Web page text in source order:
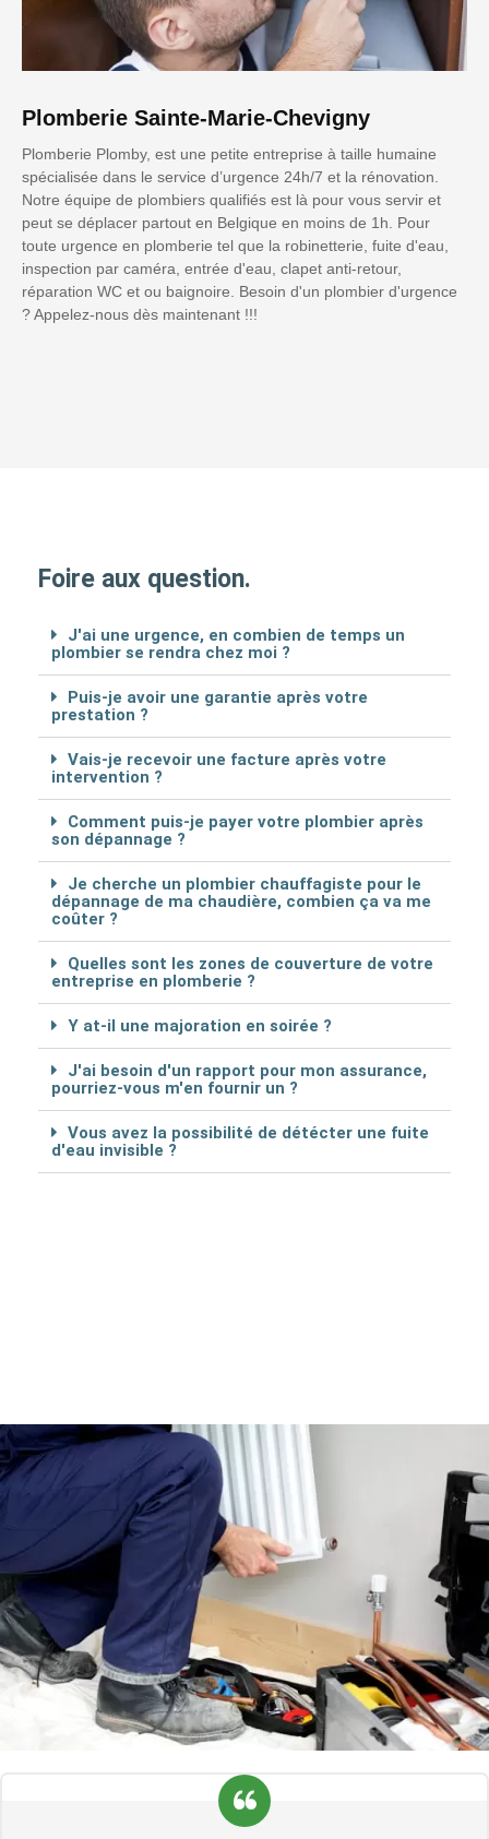
Plomberie Sainte-Marie-Chevigny
Plomberie Plomby, est une petite entreprise à taille humaine
spécialisée dans le service d’urgence 24h/7 et la rénovation.
Notre équipe de plombiers qualifiés est là pour vous servir et
peut se déplacer partout en Belgique en moins de 1h. Pour
toute urgence en plomberie tel que la robinetterie, fuite d'eau,
inspection par caméra, entrée d'eau, clapet anti-retour,
réparation WC et ou baignoire. Besoin d'un plombier d'urgence
? Appelez-nous dès maintenant !!!
Foire aux question.
J'ai une urgence, en combien de temps un
plombier se rendra chez moi ?
Puis-je avoir une garantie après votre
prestation ?
Vais-je recevoir une facture après votre
intervention ?
Comment puis-je payer votre plombier après
son dépannage ?
Je cherche un plombier chauffagiste pour le
dépannage de ma chaudière, combien ça va me
coûter ?
Quelles sont les zones de couverture de votre
entreprise en plomberie ?
Y at-il une majoration en soirée ?
J'ai besoin d'un rapport pour mon assurance,
pourriez-vous m'en fournir un ?
Vous avez la possibilité de détécter une fuite
d'eau invisible ?